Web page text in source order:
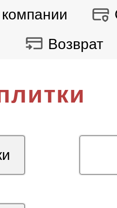
Возврат